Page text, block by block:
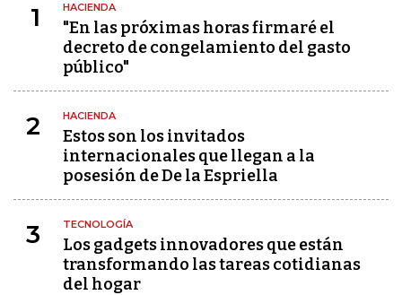
1 HACIENDA
"En las próximas horas firmaré el
decreto de congelamiento del gasto
público"
2 HACIENDA
Estos son los invitados
internacionales que llegan a la
posesión de De la Espriella
3 TECNOLOGÍA
Los gadgets innovadores que están
transformando las tareas cotidianas
del hogar